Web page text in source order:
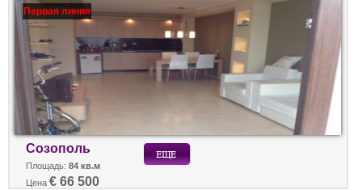
Первая линия
Созополь
Площадь: 84 кв.м
Цена € 66 500